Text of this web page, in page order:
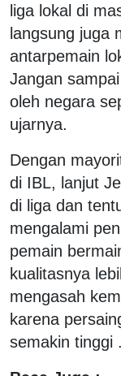
liga lokal di
langsung juga
antarpemain
Jangan
oleh negara
ujarnya.
Dengan
di IBL, lanjut
di liga dan
mengalami
pemain
kualitasnya
mengasah
karena
semakin tinggi .